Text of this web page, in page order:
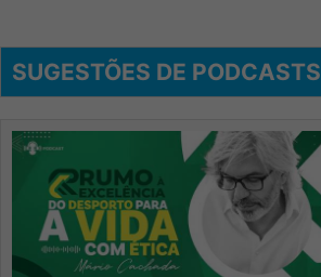
SUGESTÕES DE PODCASTS